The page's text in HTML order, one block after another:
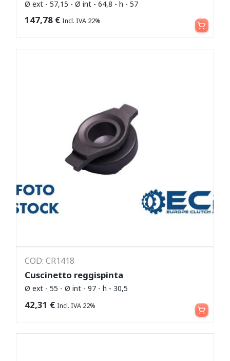
Ø ext - 57,15 - Ø int - 64,8 - h - 57
147,78 € Incl. IVA 22% Leggi tutto
COD: CR1418
Cuscinetto reggispinta
Ø ext - 55 - Ø int - 97 - h - 30,5
42,31 € Incl. IVA 22% Leggi tutto